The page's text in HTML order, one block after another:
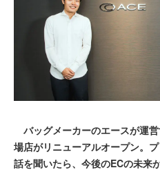
バッグメーカーのエースが運
場店がリニューアルオープン。
話を聞いたら、今後のECの未来